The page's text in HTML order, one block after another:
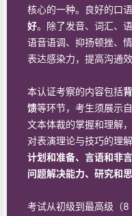
核心的一种。良好的口
好。除了发音、词汇、
语音语调、抑扬顿挫、
表达感染力，提高沟通
本认证考察的内容包括
馈等环节，考生须展示
文本体裁的掌握和理解
对表演理论与技巧的理
计划和准备、言语和非
问题解决能力、研究和
考试从初级到最高级（8